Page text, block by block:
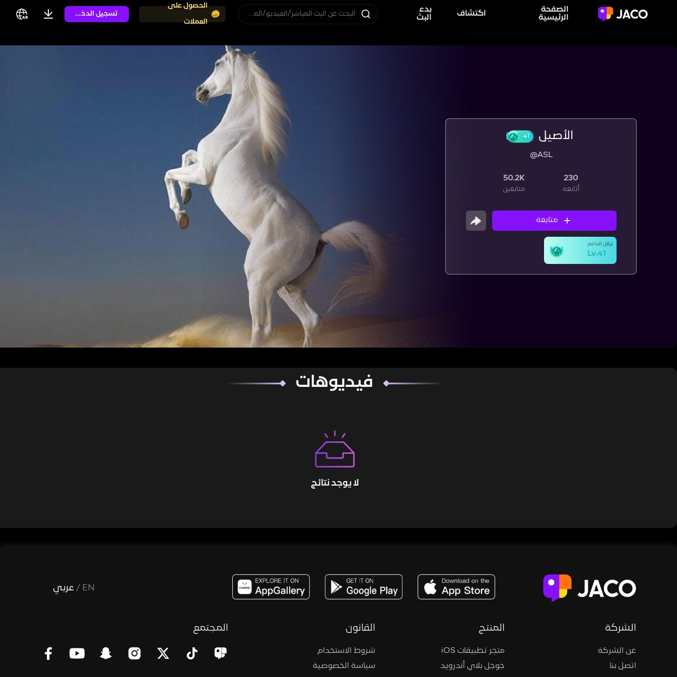
الصفحة
الرئيسية
اكتشاف
بدء
البث
البحث عن البث المباشر/الفيديو/المستخدم
الحصول على
العملات
تسجيل الدخول
الأصيل
@ASL
230
أتابعه
50.2K
متابعين
متابعة
ليڤل الداعم
Lv.41
فيديوهات
لا يوجد نتائج
EN
/ عربي
الشركة
عن الشركة
اتصل بنا
المنتج
متجر تطبيقات iOS
جوجل بلاي أندرويد
القانون
شروط الاستخدام
سياسة الخصوصية
المجتمع